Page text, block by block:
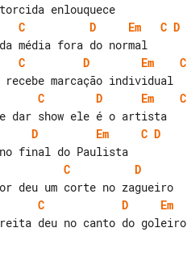
C D Em C D
C D Em C
C D Em C
D Em C D
C
D
C D Em
deu no canto do goleiro